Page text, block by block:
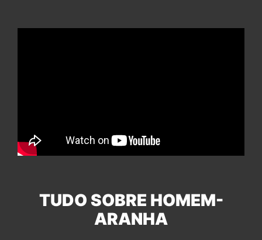
TUDO SOBRE HOMEM-
ARANHA